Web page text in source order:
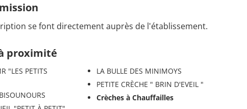
se font directement auprès de l'établissement.
proximité
"LES PETITS
LA BULLE DES MINIMOYS
PETITE CRÈCHE " BRIN D'EVEIL "
Crèches à Chauffailles